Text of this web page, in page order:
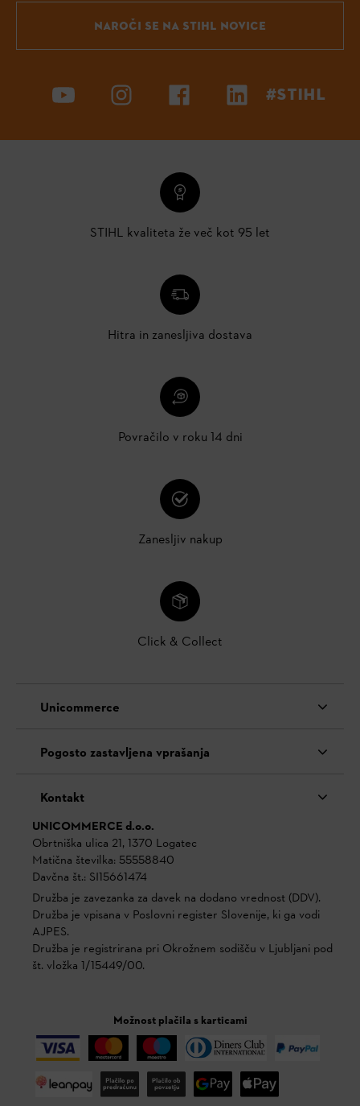
NAROČI SE NA STIHL NOVICE
#STIHL
STIHL kvaliteta že več kot 95 let
Hitra in zanesljiva dostava
Povračilo v roku 14 dni
Zanesljiv nakup
Click & Collect
Unicommerce
Pogosto zastavljena vprašanja
Kontakt
UNICOMMERCE d.o.o.
Obrtniška ulica 21, 1370 Logatec
Matična številka: 55558840
Davčna št.: SI15661474
Družba je zavezanka za davek na dodano vrednost (DDV).
Družba je vpisana v Poslovni register Slovenije, ki ga vodi
AJPES.
Družba je registrirana pri Okrožnem sodišču v Ljubljani pod
št. vložka 1/15449/00.
Možnost plačila s karticami